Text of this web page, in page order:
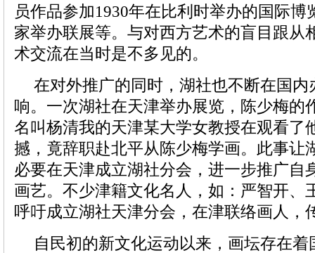
员作品参加1930年在比利时举办的国际
家举办联展等。与对西方艺术的盲目跟从
术交流在当时是不多见的。
在对外推广的同时，湖社也不断在国
响。一次湖社在天津举办展览，陈少梅的
名叫杨清我的天津某大学女教授在观看了
撼，竟辞职赴北平从陈少梅学画。此事让
必要在天津成立湖社分会，进一步推广自
画艺。不少津籍文化名人，如：严智开、
呼吁成立湖社天津分会，在津联络画人，
自民初的新文化运动以来，画坛存在